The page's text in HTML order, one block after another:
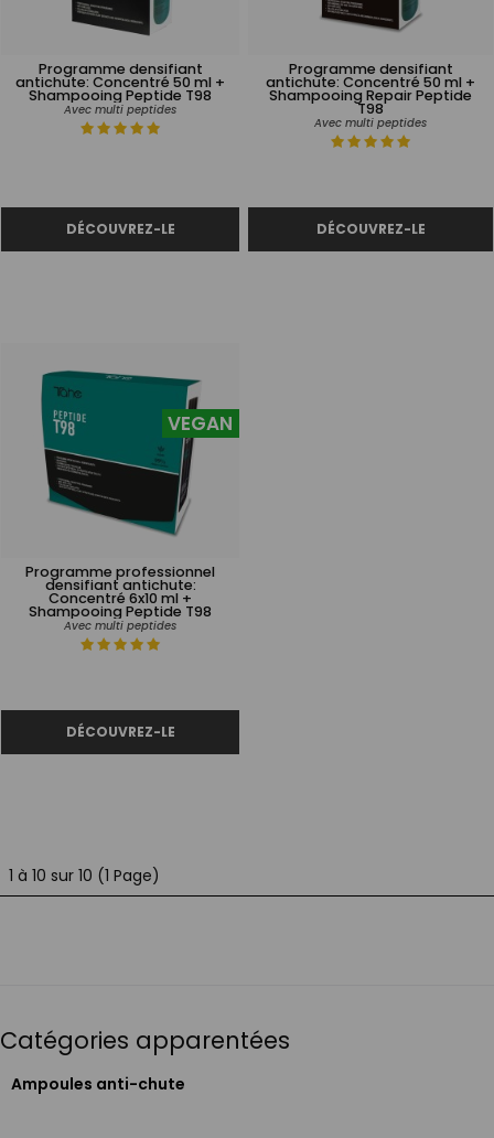
Programme densifiant
antichute: Concentré 50 ml +
Shampooing Peptide T98
Avec multi peptides
Programme densifiant
antichute: Concentré 50 ml +
Shampooing Repair Peptide
T98
Avec multi peptides
Programme professionnel
densifiant antichute:
Concentré 6x10 ml +
Shampooing Peptide T98
Avec multi peptides
VEGAN
1 à 10 sur 10 (1 Page)
Catégories apparentées
Ampoules anti-chute